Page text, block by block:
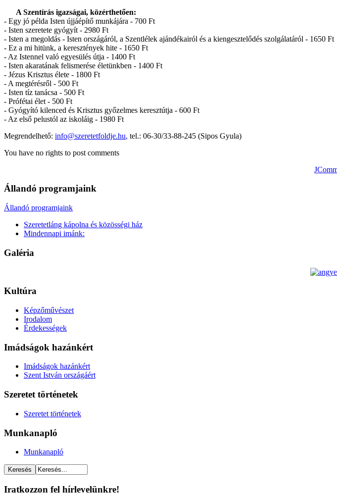
A Szentírás igazságai, közérthetően:
- Egy jó példa Isten újjáépítő munkájára - 700 Ft
- Isten szeretete gyógyít - 2980 Ft
- Isten a megoldás - Isten országáról, a Szentlélek ajándékairól és a kiengesztelődés szolgálatáról - 1650 Ft
- Ez a mi hitünk, a keresztények hite - 1650 Ft
- Az Istennel való egyesülés útja - 1400 Ft
- Isten akaratának felismerése életünkben - 1400 Ft
- Jézus Krisztus élete - 1800 Ft
- A megtérésről - 500 Ft
- Isten tíz tanácsa - 500 Ft
- Prófétai élet - 500 Ft
- Gyógyító kilenced és Krisztus győzelmes keresztútja - 600 Ft
- Az első pelustól az iskoláig - 1980 Ft
Megrendelhető: info@szeretetfoldje.hu, tel.: 06-30/33-88-245 (Sipos Gyula)
You have no rights to post comments
Állandó programjaink
Állandó programjaink
Szeretetláng kápolna és közösségi ház
Mindennapi imánk:
Galéria
Kultúra
Képzőművészet
Irodalom
Érdekességek
Imádságok hazánkért
Imádságok hazánkért
Szent István országáért
Szeretet történetek
Szeretet történetek
Munkanapló
Munkanapló
Iratkozzon fel hírlevelünkre!